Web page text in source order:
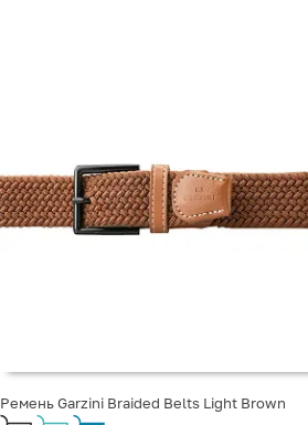
Ремень Garzini Braided Belts Light Brown